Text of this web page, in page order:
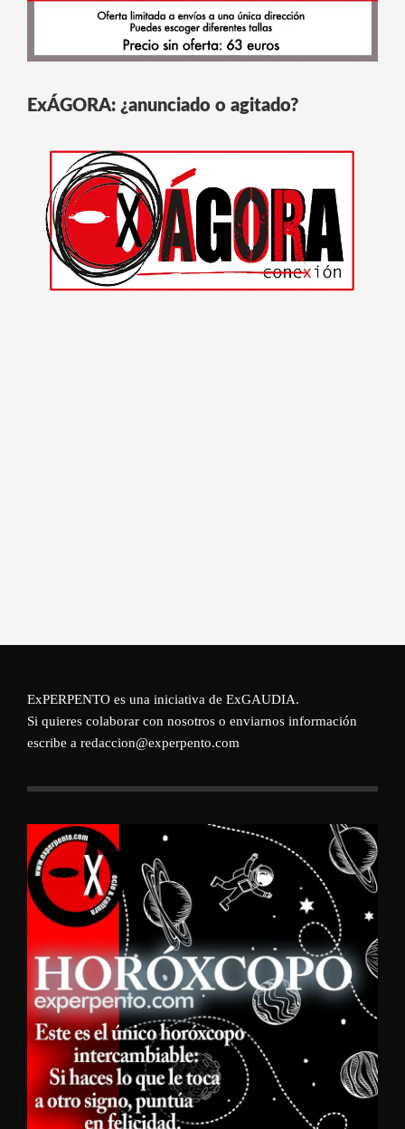
ExÁGORA: ¿anunciado o agitado?
ExPERPENTO es una iniciativa de ExGAUDIA.
Si quieres colaborar con nosotros o enviarnos información
escribe a redaccion@experpento.com